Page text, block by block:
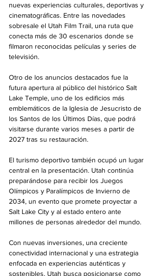
nuevas experiencias culturales, deportivas y
cinematográficas. Entre las novedades
sobresale el Utah Film Trail, una ruta que
conecta más de 30 escenarios donde se
filmaron reconocidas películas y series de
televisión.
Otro de los anuncios destacados fue la
futura apertura al público del histórico Salt
Lake Temple, uno de los edificios más
emblemáticos de la Iglesia de Jesucristo de
los Santos de los Últimos Días, que podrá
visitarse durante varios meses a partir de
2027 tras su restauración.
El turismo deportivo también ocupó un lugar
central en la presentación. Utah continúa
preparándose para recibir los Juegos
Olímpicos y Paralímpicos de Invierno de
2034, un evento que promete proyectar a
Salt Lake City y al estado entero ante
millones de personas alrededor del mundo.
Con nuevas inversiones, una creciente
conectividad internacional y una estrategia
enfocada en experiencias auténticas y
sostenibles, Utah busca posicionarse como